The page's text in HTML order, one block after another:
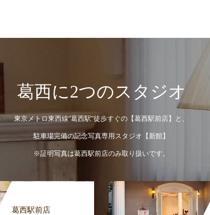
葛西に2つのスタジオ
東京メトロ東西線"葛西駅"徒歩すぐの【葛西駅前店】と、
駐車場完備の記念写真専用スタジオ【新館】
※証明写真は葛西駅前店のみ取り扱いです。
葛西駅前店